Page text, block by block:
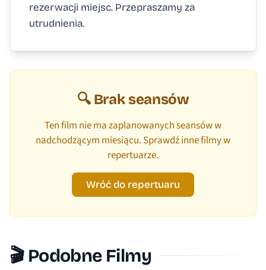
rezerwacji miejsc. Przepraszamy za
utrudnienia.
🔍 Brak seansów
Ten film nie ma zaplanowanych seansów w
nadchodzącym miesiącu. Sprawdź inne filmy w
repertuarze.
Wróć do repertuaru
🎬 Podobne Filmy